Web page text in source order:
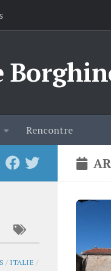
Rencontre
/ ITALIE /